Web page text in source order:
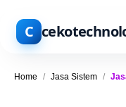
C
Home / Jasa Sistem /